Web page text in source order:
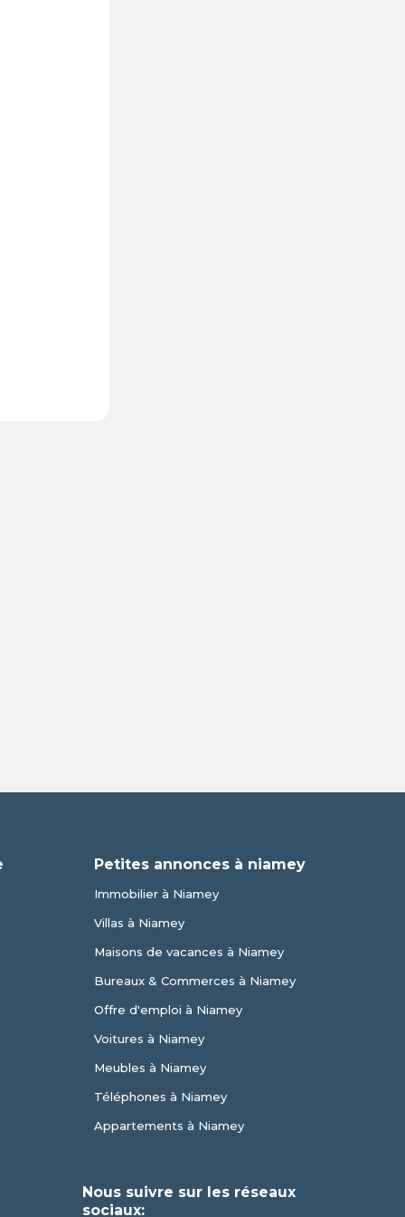
Petites annonces à niamey
Immobilier à Niamey
Villas à Niamey
Maisons de vacances à Niamey
Bureaux & Commerces à Niamey
Offre d'emploi à Niamey
Voitures à Niamey
Meubles à Niamey
Téléphones à Niamey
Appartements à Niamey
Nous suivre sur les réseaux
sociaux: